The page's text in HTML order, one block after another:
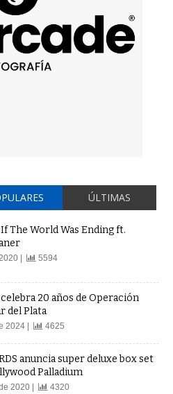
ÚLTIMAS
If The World Was Ending ft.
| 5594
20 años de Operación
del Plata
2024 | 4625
anuncia super deluxe box set
Palladium
2020 | 4320